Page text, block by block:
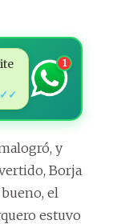
✓✓
1
y
Borja
el
estuvo